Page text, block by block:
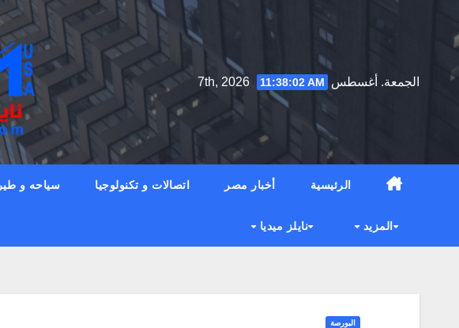
to
الجمعة. أغسطس 7th, 2026
11:38:03 AM
الرئيسية أخبار مصر اتصالات و تكنولوجيا سياحه و
المزيد نايلز ميديا
البورصة